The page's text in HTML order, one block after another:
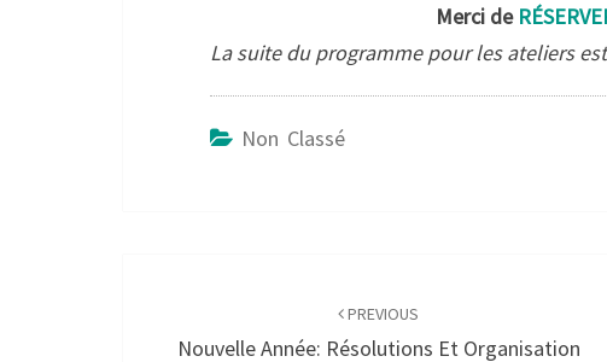
Merci de
La suite du programme pour les ateliers
Non Classé
PREVIOUS
Nouvelle Année: Résolutions Et Organisation